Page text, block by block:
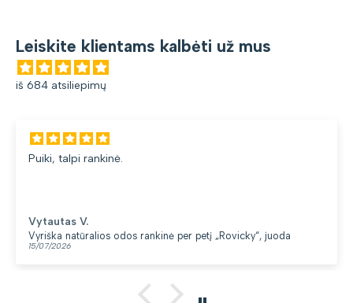
Leiskite klientams kalbėti už mus
iš 684 atsiliepimų
Puiki, talpi rankinė.
Vytautas V.
Vyriška natūralios odos rankinė per petį „Rovicky“, juoda
15/07/2026